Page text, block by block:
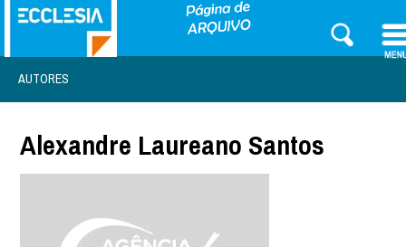
AUTORES
Alexandre Laureano Santos